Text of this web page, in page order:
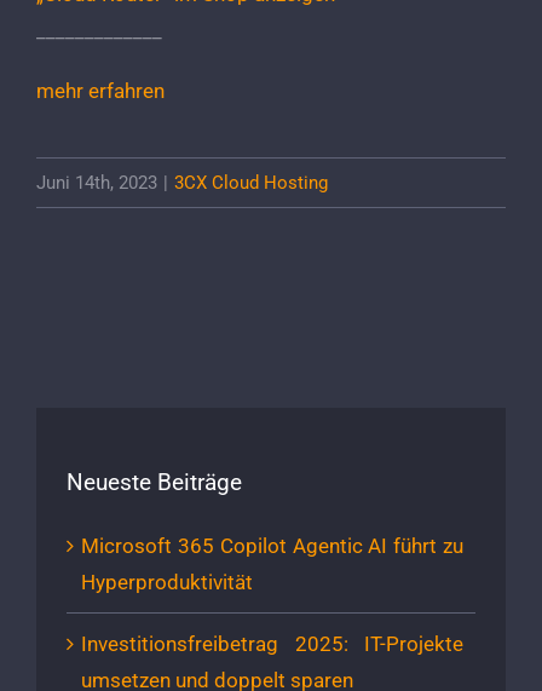
mehr erfahren
Juni 14th, 2023 | 3CX Cloud Hosting
Neueste Beiträge
Microsoft 365 Copilot Agentic AI führt zu
Hyperproduktivität
Investitionsfreibetrag 2025: IT-Projekte
umsetzen und doppelt sparen